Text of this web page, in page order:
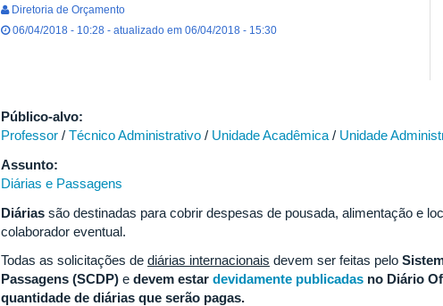
Diretoria de Orçamento
06/04/2018 - 10:28 - atualizado em 06/04/2018 - 15:30
Público-alvo:
Professor / Técnico Administrativo / Unidade Acadêmica / Unidade
Assunto:
Diárias e Passagens
Diárias são destinadas para cobrir despesas de pousada, alimentação e
colaborador eventual.
Todas as solicitações de diárias internacionais devem ser feitas pelo
Passagens (SCDP) e devem estar devidamente publicadas no Diário
quantidade de diárias que serão pagas.